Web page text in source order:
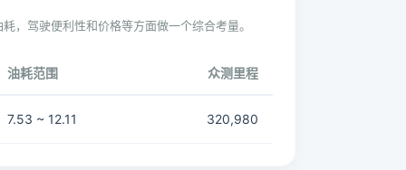
，驾驶便利性和价格等方面做一个综合考量。
油耗范围 众测里程
7.53 ~ 12.11 320,980